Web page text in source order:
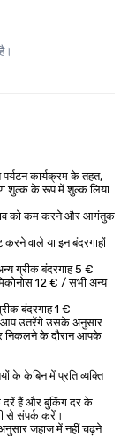
कार्यक्रम के तहत,
शुल्क के रूप में शुल्क लिया
को कम करने और आगंतुक
वाले या इन बंदरगाहों
ग्रीक बंदरगाह 5 €
12 € / सभी अन्य
बंदरगाह 1 €
आप उतरेंगे उसके अनुसार
निकलने के दौरान आपके
के केबिन में प्रति व्यक्ति
दरें हैं और बुकिंग दर के
से संपर्क करें।
जहाज में नहीं चढ़ने